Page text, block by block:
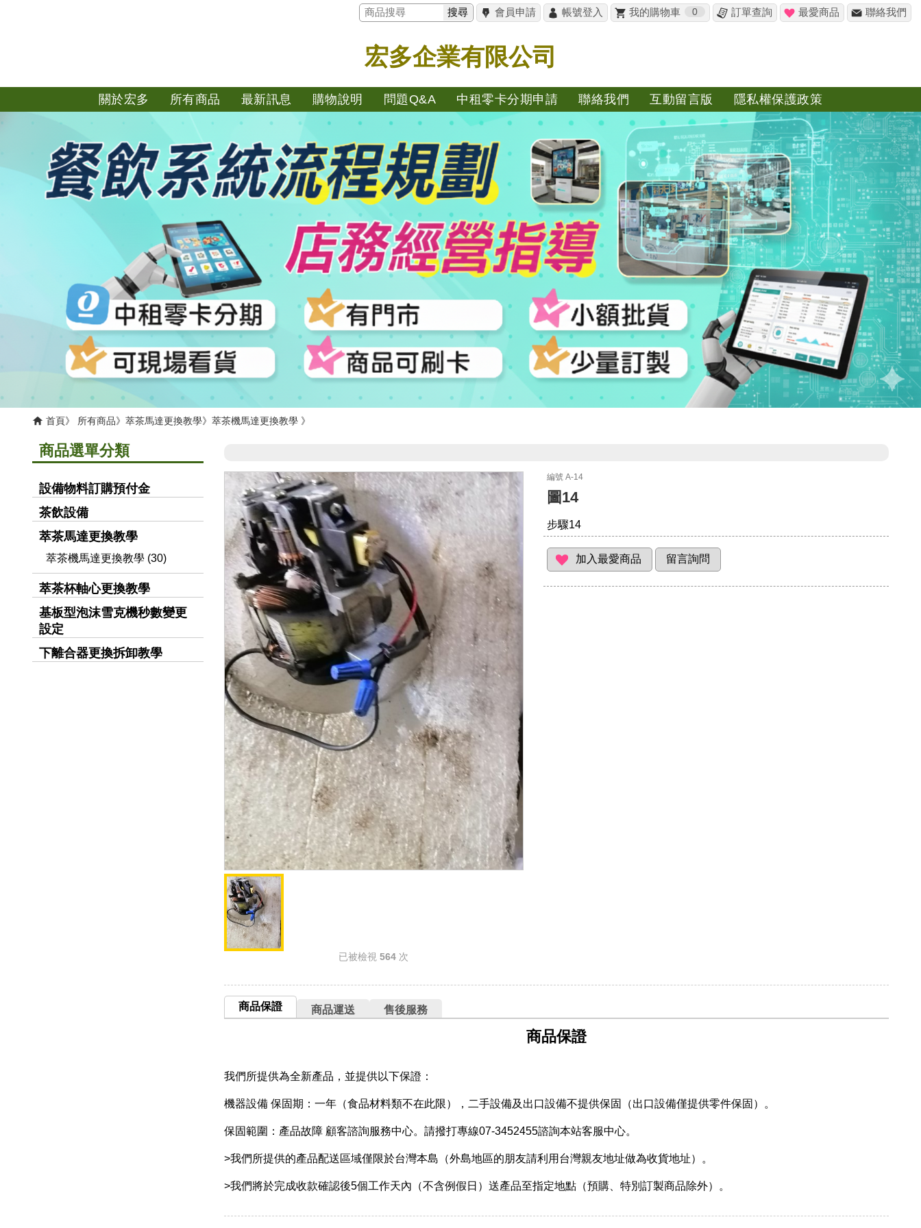
搜尋 會員申請 帳號登入 我的購物車 0 訂單查詢 最愛商品 聯絡我們
宏多企業有限公司
關於宏多 所有商品 最新訊息 購物說明 問題Q&A 中租零卡分期申請 聯絡我們 互動留言版 隱私權保護政策
首頁 所有商品 萃茶馬達更換教學 萃茶機馬達更換教學
✖
已被檢視564 次
編號 A-14
圖14
步驟14
商品保證 商品運送 售後服務
商品保證
我們所提供為全新產品，並提供以下保證：
機器設備 保固期：一年（食品材料類不在此限），二手設備及出口設備不提供保固（出口設備僅提供零件保固）。
保固範圍：產品故障 顧客諮詢服務中心。請撥打專線07-3452455諮詢本站客服中心。
>我們所提供的產品配送區域僅限於台灣本島（外島地區的朋友請利用台灣親友地址做為收貨地址）。
>我們將於完成收款確認後5個工作天內（不含例假日）送產品至指定地點（預購、特別訂製商品除外）。
商品選單分類
設備物料訂購預付金
茶飲設備
萃茶馬達更換教學
萃茶機馬達更換教學 (30)
萃茶杯軸心更換教學
基板型泡沫雪克機秒數變更
設定
下離合器更換拆卸教學